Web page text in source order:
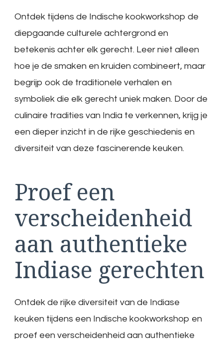
Ontdek tijdens de Indische kookworkshop de
diepgaande culturele achtergrond en
betekenis achter elk gerecht. Leer niet alleen
hoe je de smaken en kruiden combineert, maar
begrijp ook de traditionele verhalen en
symboliek die elk gerecht uniek maken. Door de
culinaire tradities van India te verkennen, krijg je
een dieper inzicht in de rijke geschiedenis en
diversiteit van deze fascinerende keuken.
Proef een
verscheidenheid
aan authentieke
Indiase gerechten
Ontdek de rijke diversiteit van de Indiase
keuken tijdens een Indische kookworkshop en
proef een verscheidenheid aan authentieke